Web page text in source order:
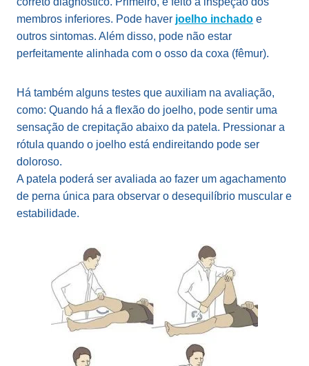
membros inferiores. Pode haver joelho inchado e
outros sintomas. Além disso, pode não estar
perfeitamente alinhada com o osso da coxa (fêmur).
Há também alguns testes que auxiliam na avaliação,
como: Quando há a flexão do joelho, pode sentir uma
sensação de crepitação abaixo da patela. Pressionar a
rótula quando o joelho está endireitando pode ser
doloroso.
A patela poderá ser avaliada ao fazer um agachamento
de perna única para observar o desequilíbrio muscular e
estabilidade.